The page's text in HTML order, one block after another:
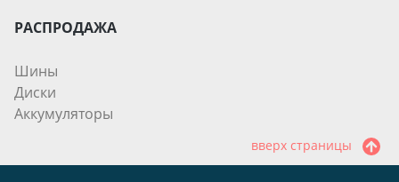
РАСПРОДАЖА
Шины
Диски
Аккумуляторы
вверх страницы